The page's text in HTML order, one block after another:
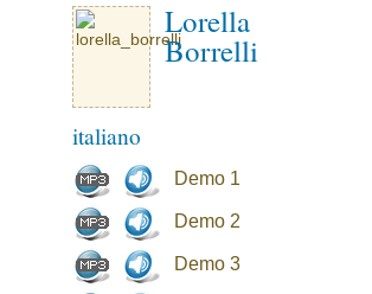
Lorella
Borrelli
italiano
Demo 1
Demo 2
Demo 3